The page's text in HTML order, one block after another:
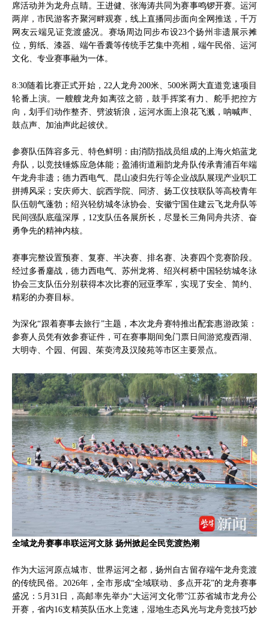
席活动并为龙舟点睛。王进健、张海涛共同为赛事鸣锣开赛。运河
两岸，市民游客齐聚河畔观赛，线上直播同步面向全网推送，千万
网友云端见证竞渡盛况。赛场周边同步布设23个扬州非遗展示摊
位，剪纸、漆器、端午香囊等传统手艺集中亮相，端午民俗、运河
文化、专业赛事融为一体。
8:30随着比赛正式开始，22人龙舟200米、500米两大直道竞速项目
轮番上演。一艘艘龙舟如离弦之箭，鼓手挥桨有力、舵手把控方
向，划手们动作整齐、劈波斩浪，运河水面上浪花飞溅，呐喊声、
鼓点声、加油声此起彼伏。
参赛队伍阵容多元、特色鲜明：由消防指战员组成的上海火焰蓝龙
舟队，以竞技锤炼应急体能；盈浦街道厢韵龙舟队传承青浦百年端
午龙舟非遗；德力西电气、昆山凌归先行等企业战队展现产业职工
拼搏风采；安庆师大、皖西学院、同济、扬工仪技联队等高校青年
队伍朝气蓬勃；绍兴轻纺城冬泳协会、安徽宁国住建云飞龙舟队等
民间强队底蕴深厚，12支队伍各展所长，尽显长三角同舟共济、奋
勇争先的精神内核。
赛事完整设置预赛、复赛、半决赛、排名赛、决赛四个竞赛阶段。
经过多番鏖战，德力西电气、苏州龙将、绍兴柯桥中国轻纺城冬泳
协会三支队伍分别获得本次比赛的冠亚季军，实现了安全、简约、
精彩的办赛目标。
为深化“跟着赛事去旅行”主题，本次龙舟赛特推出配套惠游政策：
参赛人员凭有效参赛证件，可在赛事期间免门票日间游览瘦西湖、
大明寺、个园、何园、茱萸湾及汉陵苑等市区主要景点。
全域龙舟赛事串联运河文脉 扬州掀起全民竞渡热潮
作为大运河原点城市、世界运河之都，扬州自古留存端午龙舟竞渡
的传统民俗。2026年，全市形成“全域联动、多点开花”的龙舟赛事
盛况：5月31日，高邮率先举办“大运河文化带”江苏省城市龙舟公
开赛，省内16支精英队伍水上竞速，湿地生态风光与龙舟竞技巧妙